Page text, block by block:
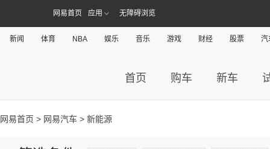
网易首页 应用 无障碍浏览
新闻 体育 NBA 娱乐 音乐 游戏 财经 股票 汽
首页 购车 新车
网易首页 > 网易汽车 > 新能源